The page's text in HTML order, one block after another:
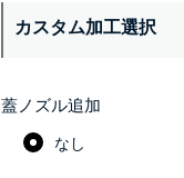
カスタム加工選択
蓋ノズル追加
なし